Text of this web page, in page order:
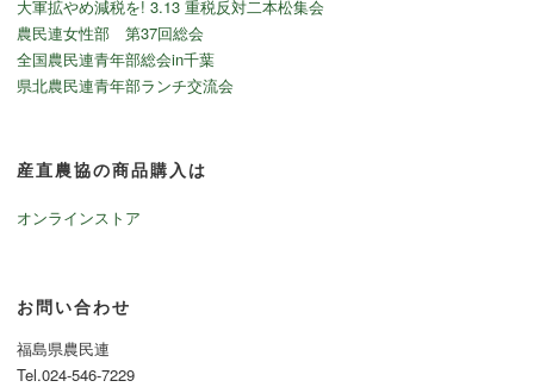
大軍拡やめ減税を! 3.13 重税反対二本松集会
農民連女性部 第37回総会
全国農民連青年部総会in千葉
県北農民連青年部ランチ交流会
産直農協の商品購入は
オンラインストア
お問い合わせ
福島県農民連
Tel.024-546-7229